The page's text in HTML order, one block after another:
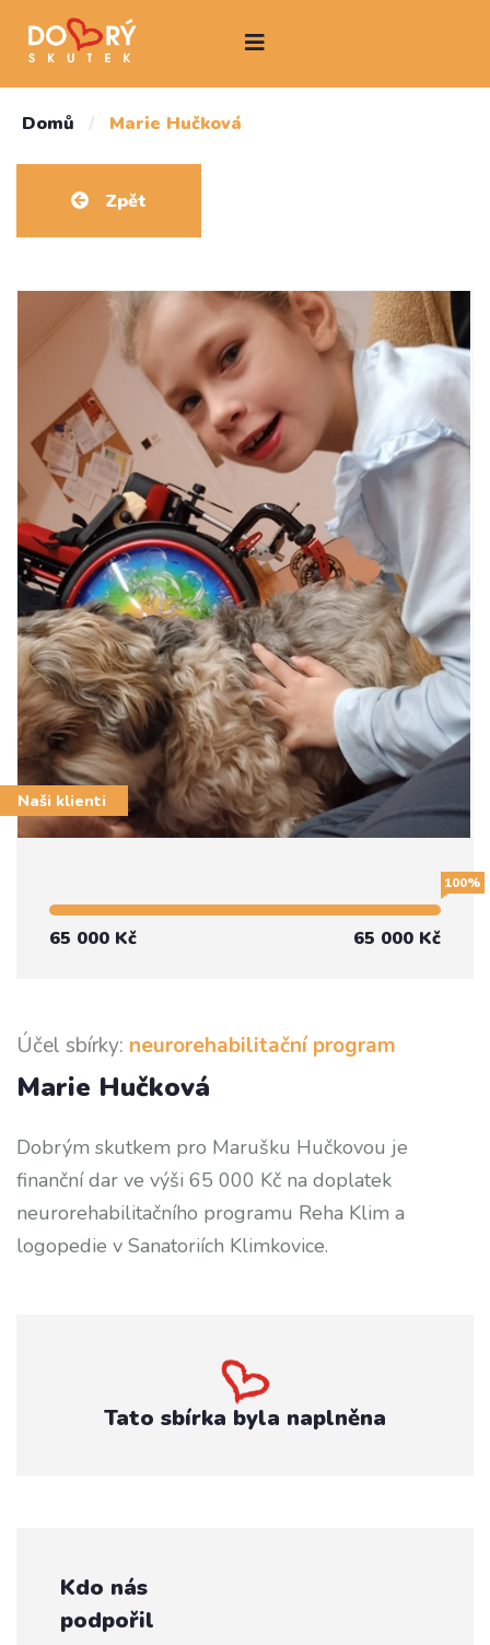
Domů / Marie Hučková
Zpět
Naši klienti
100%
65 000 Kč 65 000 Kč
Účel sbírky: neurorehabilitační program
Marie Hučková
Dobrým skutkem pro Marušku Hučkovou je
finanční dar ve výši 65 000 Kč na doplatek
neurorehabilitačního programu Reha Klim a
logopedie v Sanatoriích Klimkovice.
Tato sbírka byla naplněna
Kdo nás
podpořil